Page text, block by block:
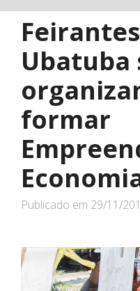
Ubatuba
formar
Publicado em 29/11/